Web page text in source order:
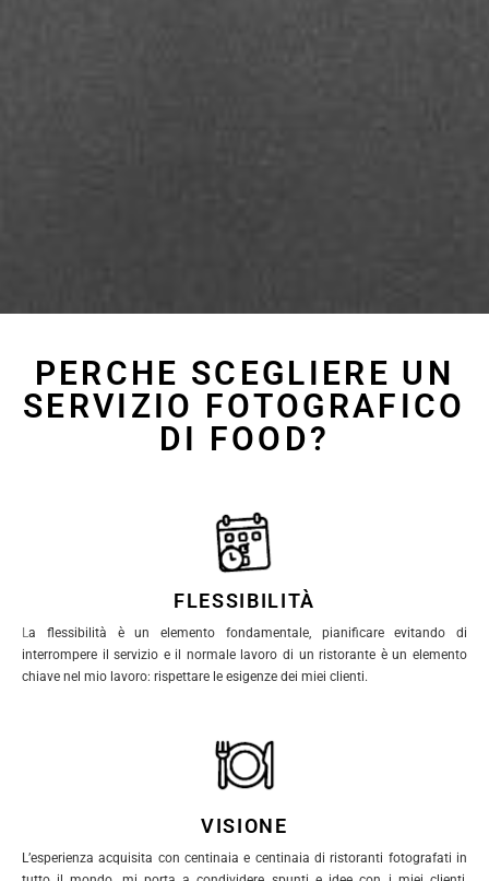
PERCHE SCEGLIERE UN
SERVIZIO FOTOGRAFICO
DI FOOD?
FLESSIBILITÀ
La flessibilità è un elemento fondamentale, pianificare evitando di
interrompere il servizio e il normale lavoro di un ristorante è un elemento
chiave nel mio lavoro: rispettare le esigenze dei miei clienti.
VISIONE
L’esperienza acquisita con centinaia e centinaia di ristoranti fotografati in